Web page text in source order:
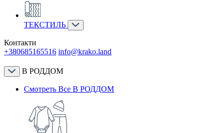
ТЕКСТИЛЬ
Контакти
+380685165516 info@krako.land
В РОДДОМ
Смотреть Все В РОДДОМ